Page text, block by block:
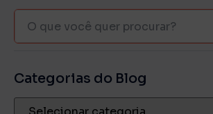
Categorias do Blog